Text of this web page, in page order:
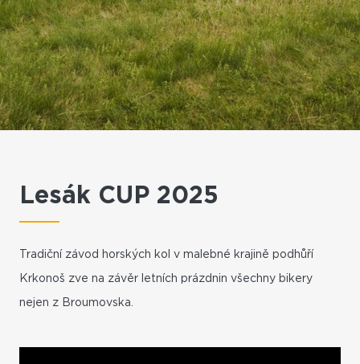
Lesák CUP 2025
Tradiční závod horských kol v malebné krajině podhůří
Krkonoš zve na závěr letních prázdnin všechny bikery
nejen z Broumovska.